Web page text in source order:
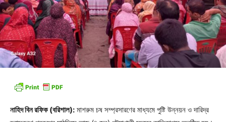
নাহিদ বিন রফিক (বরিশাল): মাশরুম চষ সম্প্রসারণের মাধ্যমে পুষ্টি উন্নয়ন ও দারিদ্র